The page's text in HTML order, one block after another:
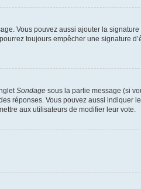
Vous pouvez aussi ajouter la
toujours empêcher une signature
Sondage sous la partie message (si
réponses. Vous pouvez aussi indiquer
aux utilisateurs de modifier leur vote.